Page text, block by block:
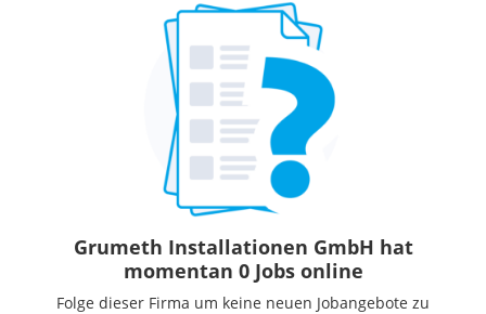
Grumeth Installationen GmbH hat
momentan 0 Jobs online
Folge dieser Firma um keine neuen Jobangebote zu